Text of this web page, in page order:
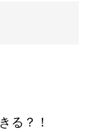
る？！